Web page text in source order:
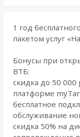
1 год
пакетом услуг
Бонусы при
ВТБ:
скидка до 50
платформе
бесплатное
обслуживание
скидка 50% на